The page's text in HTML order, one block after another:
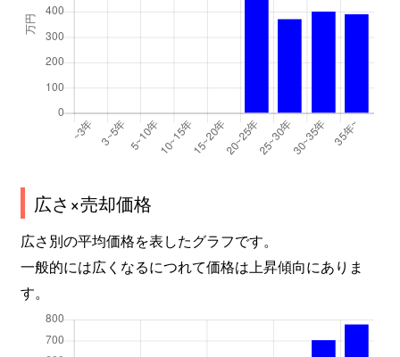
広さ×売却価格
広さ別の平均価格を表したグラフです。
一般的には広くなるにつれて価格は上昇傾向にありま
す。